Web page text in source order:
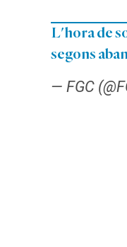
L'hora de
segons
— FGC